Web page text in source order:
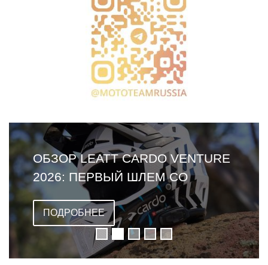
ОБЗОР LEATT CARDO VENTURE
2026: ПЕРВЫЙ ШЛЕМ СО
ВСТРОЕННОЙ ГАРНИТУРОЙ
ПОДРОБНЕЕ